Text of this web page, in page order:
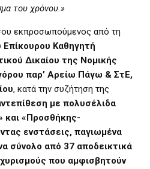
του χρόνου.»
εκπροσωπούμενος από τη
Επίκουρου Καθηγητή
Δικαίου της Νομικής
παρ’ Αρείω Πάγω & ΣτΕ,
, κατά την συζήτηση της
με πολυσέλιδα
και «Προσθήκης-
ενστάσεις, παγιωμένα
σύνολο από 37 αποδεικτικά
που αμφισβητούν